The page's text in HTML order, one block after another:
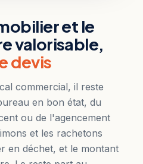
et le
valorisable,
devis
commercial, il reste
en bon état, du
ou de l'agencement
et les rachetons
en déchet, et le montant